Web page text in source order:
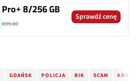
8/256 GB
699.00
Sprawdź cenę
GDAŃSK POLICJA BIK SCAM